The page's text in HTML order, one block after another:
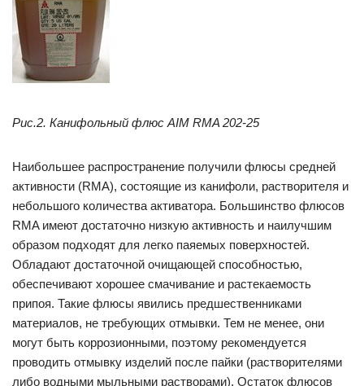
Рис.2. Канифольный флюс AIM RMA 202-25
Наибольшее распространение получили флюсы средней
активности (RMA), состоящие из канифоли, растворителя и
небольшого количества активатора. Большинство флюсов
RMA имеют достаточно низкую активность и наилучшим
образом подходят для легко паяемых поверхностей.
Обладают достаточной очищающей способностью,
обеспечивают хорошее смачивание и растекаемость
припоя. Такие флюсы явились предшественниками
материалов, не требующих отмывки. Тем не менее, они
могут быть коррозионными, поэтому рекомендуется
проводить отмывку изделий после пайки (растворителями
либо водными мыльными растворами). Остаток флюсов